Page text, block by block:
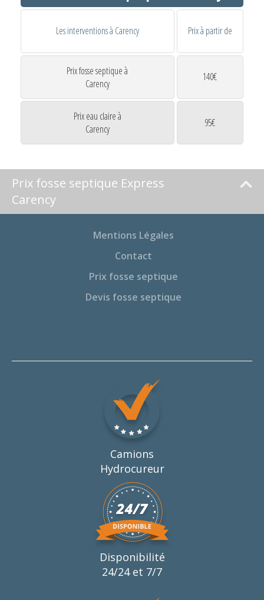
Les interventions à Carency Prix à partir de
Prix fosse septique à
Carency
140€
Prix eau claire à
Carency
95€
Prix fosse septique Express
Carency
Mentions Légales
Contact
Prix fosse septique
Devis fosse septique
Camions
Hydrocureur
Disponibilité
24/24 et 7/7